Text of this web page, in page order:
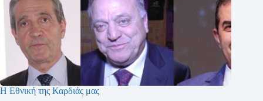
Η Εθνική της Καρδιάς μας